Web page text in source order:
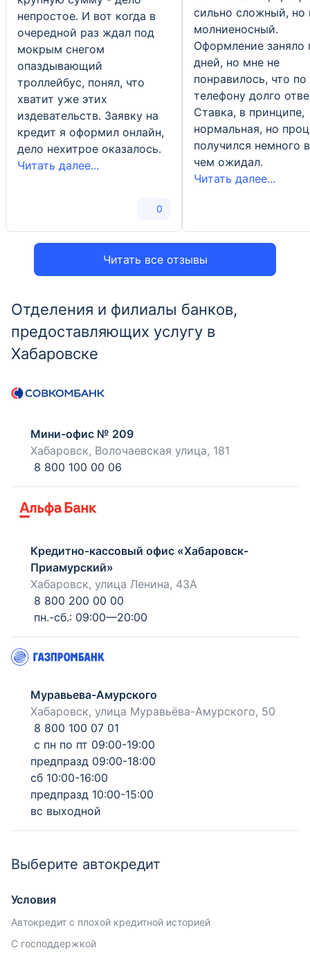
Читать все отзывы
непростое. И вот когда в
очередной раз ждал под
мокрым снегом
опаздывающий
троллейбус, понял, что
хватит уже этих
издевательств. Заявку на
кредит я оформил онлайн,
дело нехитрое оказалось.
Читать далее...
0
сильно сложный, но
молниеносный.
Оформление заняло
дней, но мне не
понравилось, что по
телефону долго
Ставка, в принципе,
нормальная, но
получился немного
чем ожидал.
Читать далее...
Отделения и филиалы банков,
предоставляющих услугу в
Хабаровске
Мини-офис № 209
Хабаровск, Волочаевская улица, 181
8 800 100 00 06
Кредитно-кассовый офис «Хабаровск-
Приамурский»
Хабаровск, улица Ленина, 43А
8 800 200 00 00
пн.-сб.: 09:00—20:00
Муравьева-Амурского
Хабаровск, улица Муравьёва-Амурского, 50
8 800 100 07 01
с пн по пт 09:00-19:00
предпразд 09:00-18:00
сб 10:00-16:00
предпразд 10:00-15:00
вс выходной
Выберите автокредит
Условия
Автокредит с плохой кредитной историей
С господдержкой